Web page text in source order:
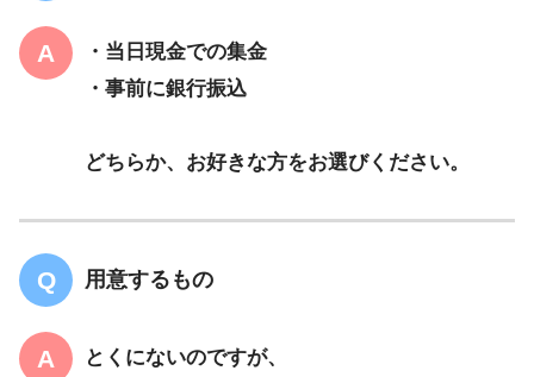
・当日現金での集金
・事前に銀行振込
どちらか、お好きな方をお選びください。
用意するもの
とくにないのですが、